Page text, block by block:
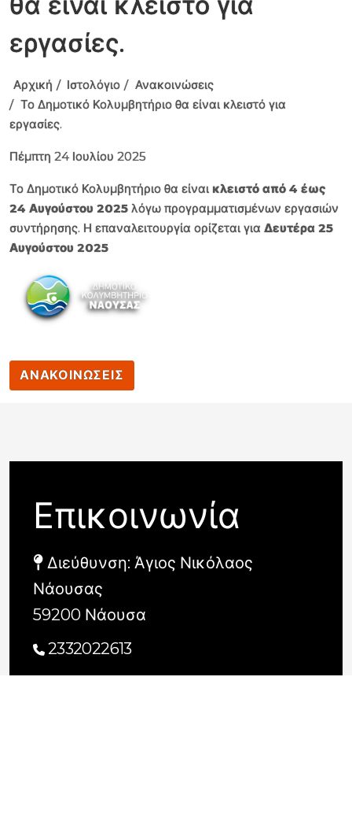
εργασίες.
Αρχική Ιστολόγιο
Ανακοινώσεις
Το Δημοτικό Κολυμβητήριο θα είναι κλειστό για
εργασίες.
Πέμπτη 24 Ιουλίου 2025
Το Δημοτικό Κολυμβητήριο θα είναι κλειστό από 4 έως
24 Αυγούστου 2025 λόγω προγραμματισμένων εργασιών
συντήρησης. Η επαναλειτουργία ορίζεται για Δευτέρα 25
Αυγούστου 2025
ΑΝΑΚΟΙΝΩΣΕΙΣ
Επικοινωνία
Διεύθυνση: Άγιος Νικόλαος
Νάουσας
59200 Νάουσα
2332022613
info@dkn.gr